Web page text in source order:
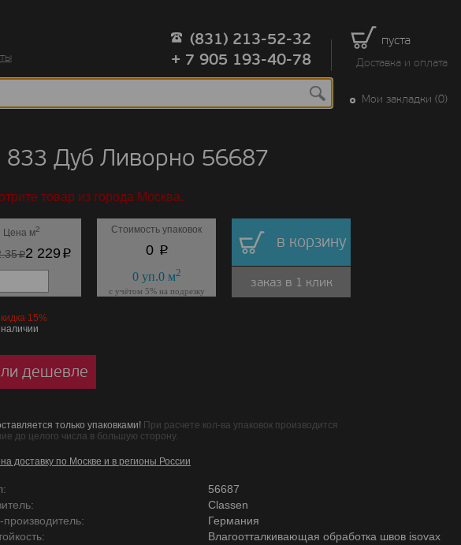
пуста
Доставка и оплата
(831) 213-52-32
+ 7 905 193-40-78
Мои закладки (0)
833 Дуб Ливорно 56687
товар из города Москва.
Цена м2
p2 229 p
Стоимость упаковок
0 p
0уп.0м2
с учётом 5% на подрезку
в корзину
заказ в 1 клик
15%
наличии
дешевле
только упаковками! При расчете кол-ва упаковок производится
до целого числа в большую сторону.
доставку по Москве и в регионы России
56687
Classen
Германия
Влагоотталкивающая обработка швов isovax